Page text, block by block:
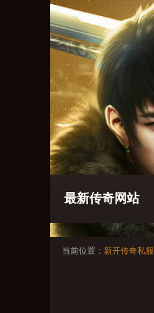
最新传奇网站
当前位置： 新开传奇私服